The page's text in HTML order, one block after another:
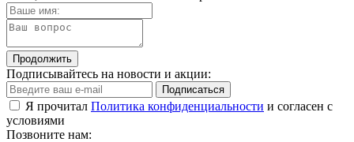
Продолжить
Подписывайтесь на новости и акции:
Подписаться
Я прочитал Политика конфиденциальности и согласен с
условиями
Позвоните нам: